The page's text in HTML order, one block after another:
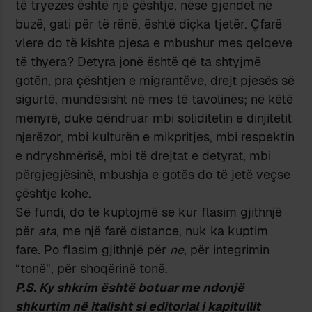
të tryezës është një çështje, nëse gjendet në
buzë, gati për të rënë, është diçka tjetër. Çfarë
vlere do të kishte pjesa e mbushur mes qelqeve
të thyera? Detyra jonë është që ta shtyjmë
gotën, pra çështjen e migrantëve, drejt pjesës së
sigurtë, mundësisht në mes të tavolinës; në këtë
mënyrë, duke qëndruar mbi soliditetin e dinjitetit
njerëzor, mbi kulturën e mikpritjes, mbi respektin
e ndryshmërisë, mbi të drejtat e detyrat, mbi
përgjegjësinë, mbushja e gotës do të jetë veçse
çështje kohe.
Së fundi, do të kuptojmë se kur flasim gjithnjë
për ata, me një farë distance, nuk ka kuptim
fare. Po flasim gjithnjë për ne, për integrimin
“tonë”, për shoqërinë tonë.
P.S. Ky shkrim është botuar me ndonjë
shkurtim në italisht si editorial i kapitullit